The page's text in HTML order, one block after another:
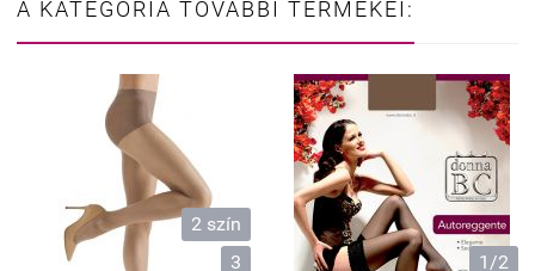
A KATEGÓRIA TOVÁBBI TERMÉKEI:
2 szín
3
1/2